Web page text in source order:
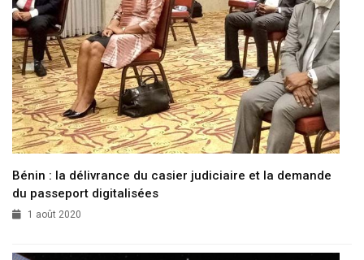
Bénin : la délivrance du casier judiciaire et la demande
du passeport digitalisées
1 août 2020